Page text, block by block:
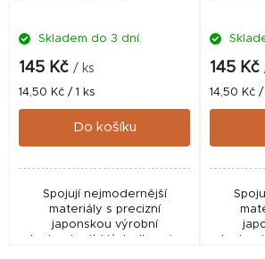
Skladem do 3 dní.
145 Kč / ks
Měrná
cena:
14,50 Kč / 1 ks
Do košíku
Spojují nejmodernější
materiály s precizní
japonskou výrobní
145 Kč
Měrná
cena:
14,50 Kč /